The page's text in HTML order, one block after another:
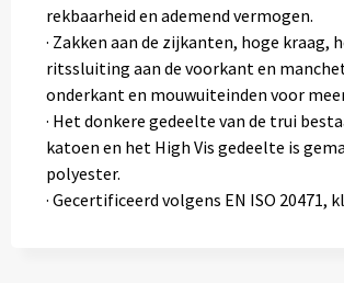
rekbaarheid en ademend vermogen.
· Zakken aan de zijkanten, hoge kraag,
ritssluiting aan de voorkant en
onderkant en mouwuiteinden voor
· Het donkere gedeelte van de trui
katoen en het High Vis gedeelte is
polyester.
· Gecertificeerd volgens EN ISO 20471,